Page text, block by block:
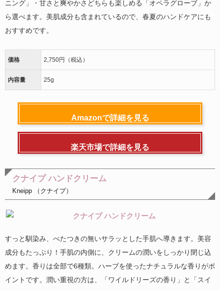
ニング」・甘さと爽やかさどちらも楽しめる「オペラグローブ」か
ら選べます。美肌成分も含まれているので、春夏のハンドケアにも
おすすめです。
価格 2,750円（税込）
内容量 25g
Amazonで詳細を見る
楽天市場で詳細を見る
クナイプ ハンドクリーム
Kneipp （クナイプ）
すっと馴染み、べたつきの無いサラッとした手肌へ導きます。美容
成分もたっぷり！手肌の内側に、クリームの潤いをしっかり閉じ込
めます。香りは全部で6種類。ハーブを使ったナチュラルな香りがポ
イントです。潤い重視の方は、「ワイルドリーズの香り」と「スイ